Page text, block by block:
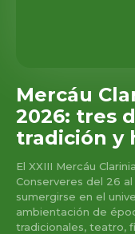
Mercáu
2026: tres
tradición y
El XXIII Mercáu
Conserveres del 26
sumergirse en el
ambientación de
tradicionales, teatro,